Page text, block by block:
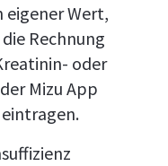
eigener Wert,
Rechnung
oder
Mizu App